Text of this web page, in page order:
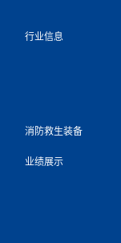
行业信息
消防救生装备
业绩展示